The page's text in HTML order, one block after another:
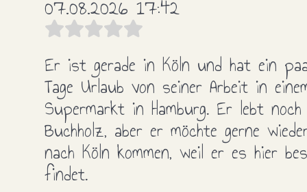
07.08.2026 17:42
Er ist gerade in Köln und hat ein
Tage Urlaub von seiner Arbeit in
Supermarkt in Hamburg. Er lebt
Buchholz, aber er möchte gerne
nach Köln kommen, weil er es hier
findet.